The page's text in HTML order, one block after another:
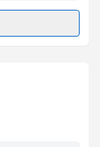
belirtilen
takvimi
almanız